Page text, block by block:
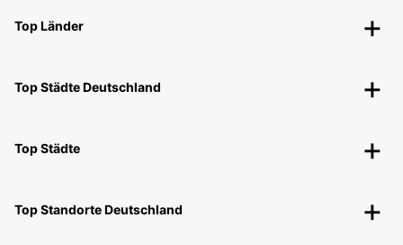
Top Länder
Top Städte Deutschland
Top Städte
Top Standorte Deutschland